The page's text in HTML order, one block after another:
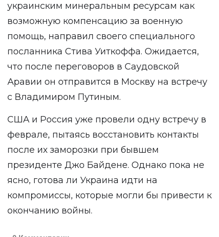
украинским минеральным ресурсам как
возможную компенсацию за военную
помощь, направил своего специального
посланника Стива Уиткоффа. Ожидается,
что после переговоров в Саудовской
Аравии он отправится в Москву на встречу
с Владимиром Путиным.
США и Россия уже провели одну встречу в
феврале, пытаясь восстановить контакты
после их заморозки при бывшем
президенте Джо Байдене. Однако пока не
ясно, готова ли Украина идти на
компромиссы, которые могли бы привести к
окончанию войны.